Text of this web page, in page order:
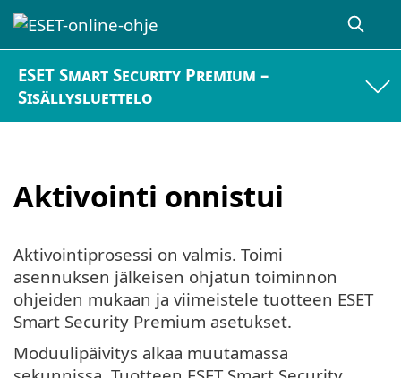
ESET Smart Security Premium –
Sisällysluettelo
Aktivointi onnistui
Aktivointiprosessi on valmis. Toimi
asennuksen jälkeisen ohjatun toiminnon
ohjeiden mukaan ja viimeistele tuotteen ESET
Smart Security Premium asetukset.
Moduulipäivitys alkaa muutamassa